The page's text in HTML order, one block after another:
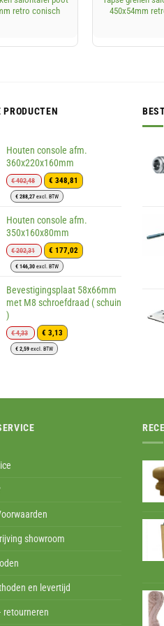
retro conisch
450x54mm
Houten console afm.
360x220x160mm
€402,48
Oorspronkelijke
prijs
was:
€ 402,48.
€ 348,81
Huidige
€ 348,81.
€ 288,27 excl. BTW
Houten console afm.
350x160x80mm
€202,31
Oorspronkelijke
prijs
was:
€ 202,31.
€ 177,02 Huidige
€ 177,02.
€ 146,30 excl. BTW
Bevestigingsplaat 58x66mm
met M8 schroefdraad ( schuin
)
€4,33
Oorspronkelijke
prijs
was:
€ 3,13 Huidige
€ 2,59 excl. BTW
showroom
en levertijd
retourneren